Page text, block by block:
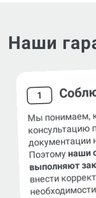
Наши
1
Мы понимаем,
консультацию
документации
Поэтомунаши
выполняют
внести